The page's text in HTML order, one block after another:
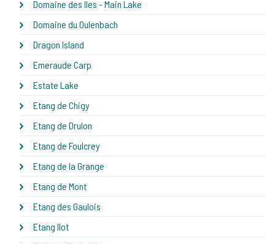
Domaine des Iles - Main Lake
Domaine du Oulenbach
Dragon Island
Emeraude Carp
Estate Lake
Etang de Chigy
Etang de Drulon
Etang de Foulcrey
Etang de la Grange
Etang de Mont
Etang des Gaulois
Etang Ilot